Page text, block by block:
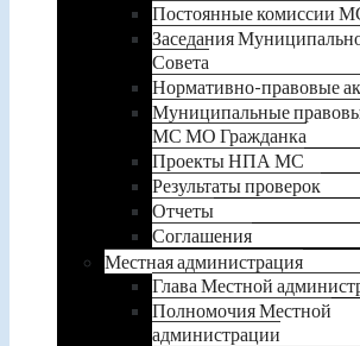
Постоянные комиссии
Заседания
Совета
Нормативно-правовые
Муниципальные
МС МО Гражданка
Проекты НПА МС
Результаты проверок
Отчеты
Соглашения
Местная администрация
Глава Местной
Полномочия Местной
администрации